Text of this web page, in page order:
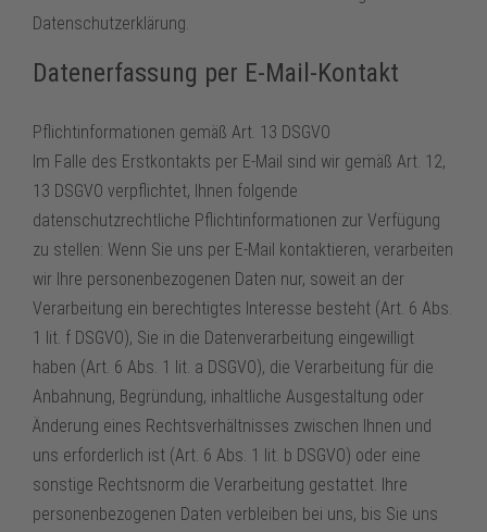
Datenschutzerklärung.
Datenerfassung per E-Mail-Kontakt
Pflichtinformationen gemäß Art. 13 DSGVO
Im Falle des Erstkontakts per E-Mail sind wir gemäß Art. 12,
13 DSGVO verpflichtet, Ihnen folgende
datenschutzrechtliche Pflichtinformationen zur Verfügung
zu stellen: Wenn Sie uns per E-Mail kontaktieren, verarbeiten
wir Ihre personenbezogenen Daten nur, soweit an der
Verarbeitung ein berechtigtes Interesse besteht (Art. 6 Abs.
1 lit. f DSGVO), Sie in die Datenverarbeitung eingewilligt
haben (Art. 6 Abs. 1 lit. a DSGVO), die Verarbeitung für die
Anbahnung, Begründung, inhaltliche Ausgestaltung oder
Änderung eines Rechtsverhältnisses zwischen Ihnen und
uns erforderlich ist (Art. 6 Abs. 1 lit. b DSGVO) oder eine
sonstige Rechtsnorm die Verarbeitung gestattet. Ihre
personenbezogenen Daten verbleiben bei uns, bis Sie uns